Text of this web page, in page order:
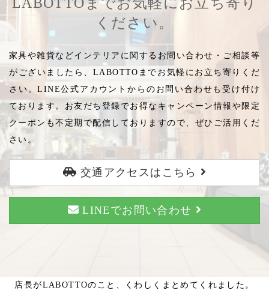
ください。
家具や雑貨などインテリアに関するお問い合わせ・ご相談等
がございましたら、LABOTTOまでお気軽にお立ち寄りくだ
さい。LINE公式アカウントからのお問い合わせも受け付け
ております。お友だち登録でお得なキャンペーン情報や限定
クーポンも不定期で配信しておりますので、ぜひご活用くだ
さい。
交通アクセスはこちら
LINEでお問い合わせ
店長がLABOTTOのこと、くわしくまとめてくれました。